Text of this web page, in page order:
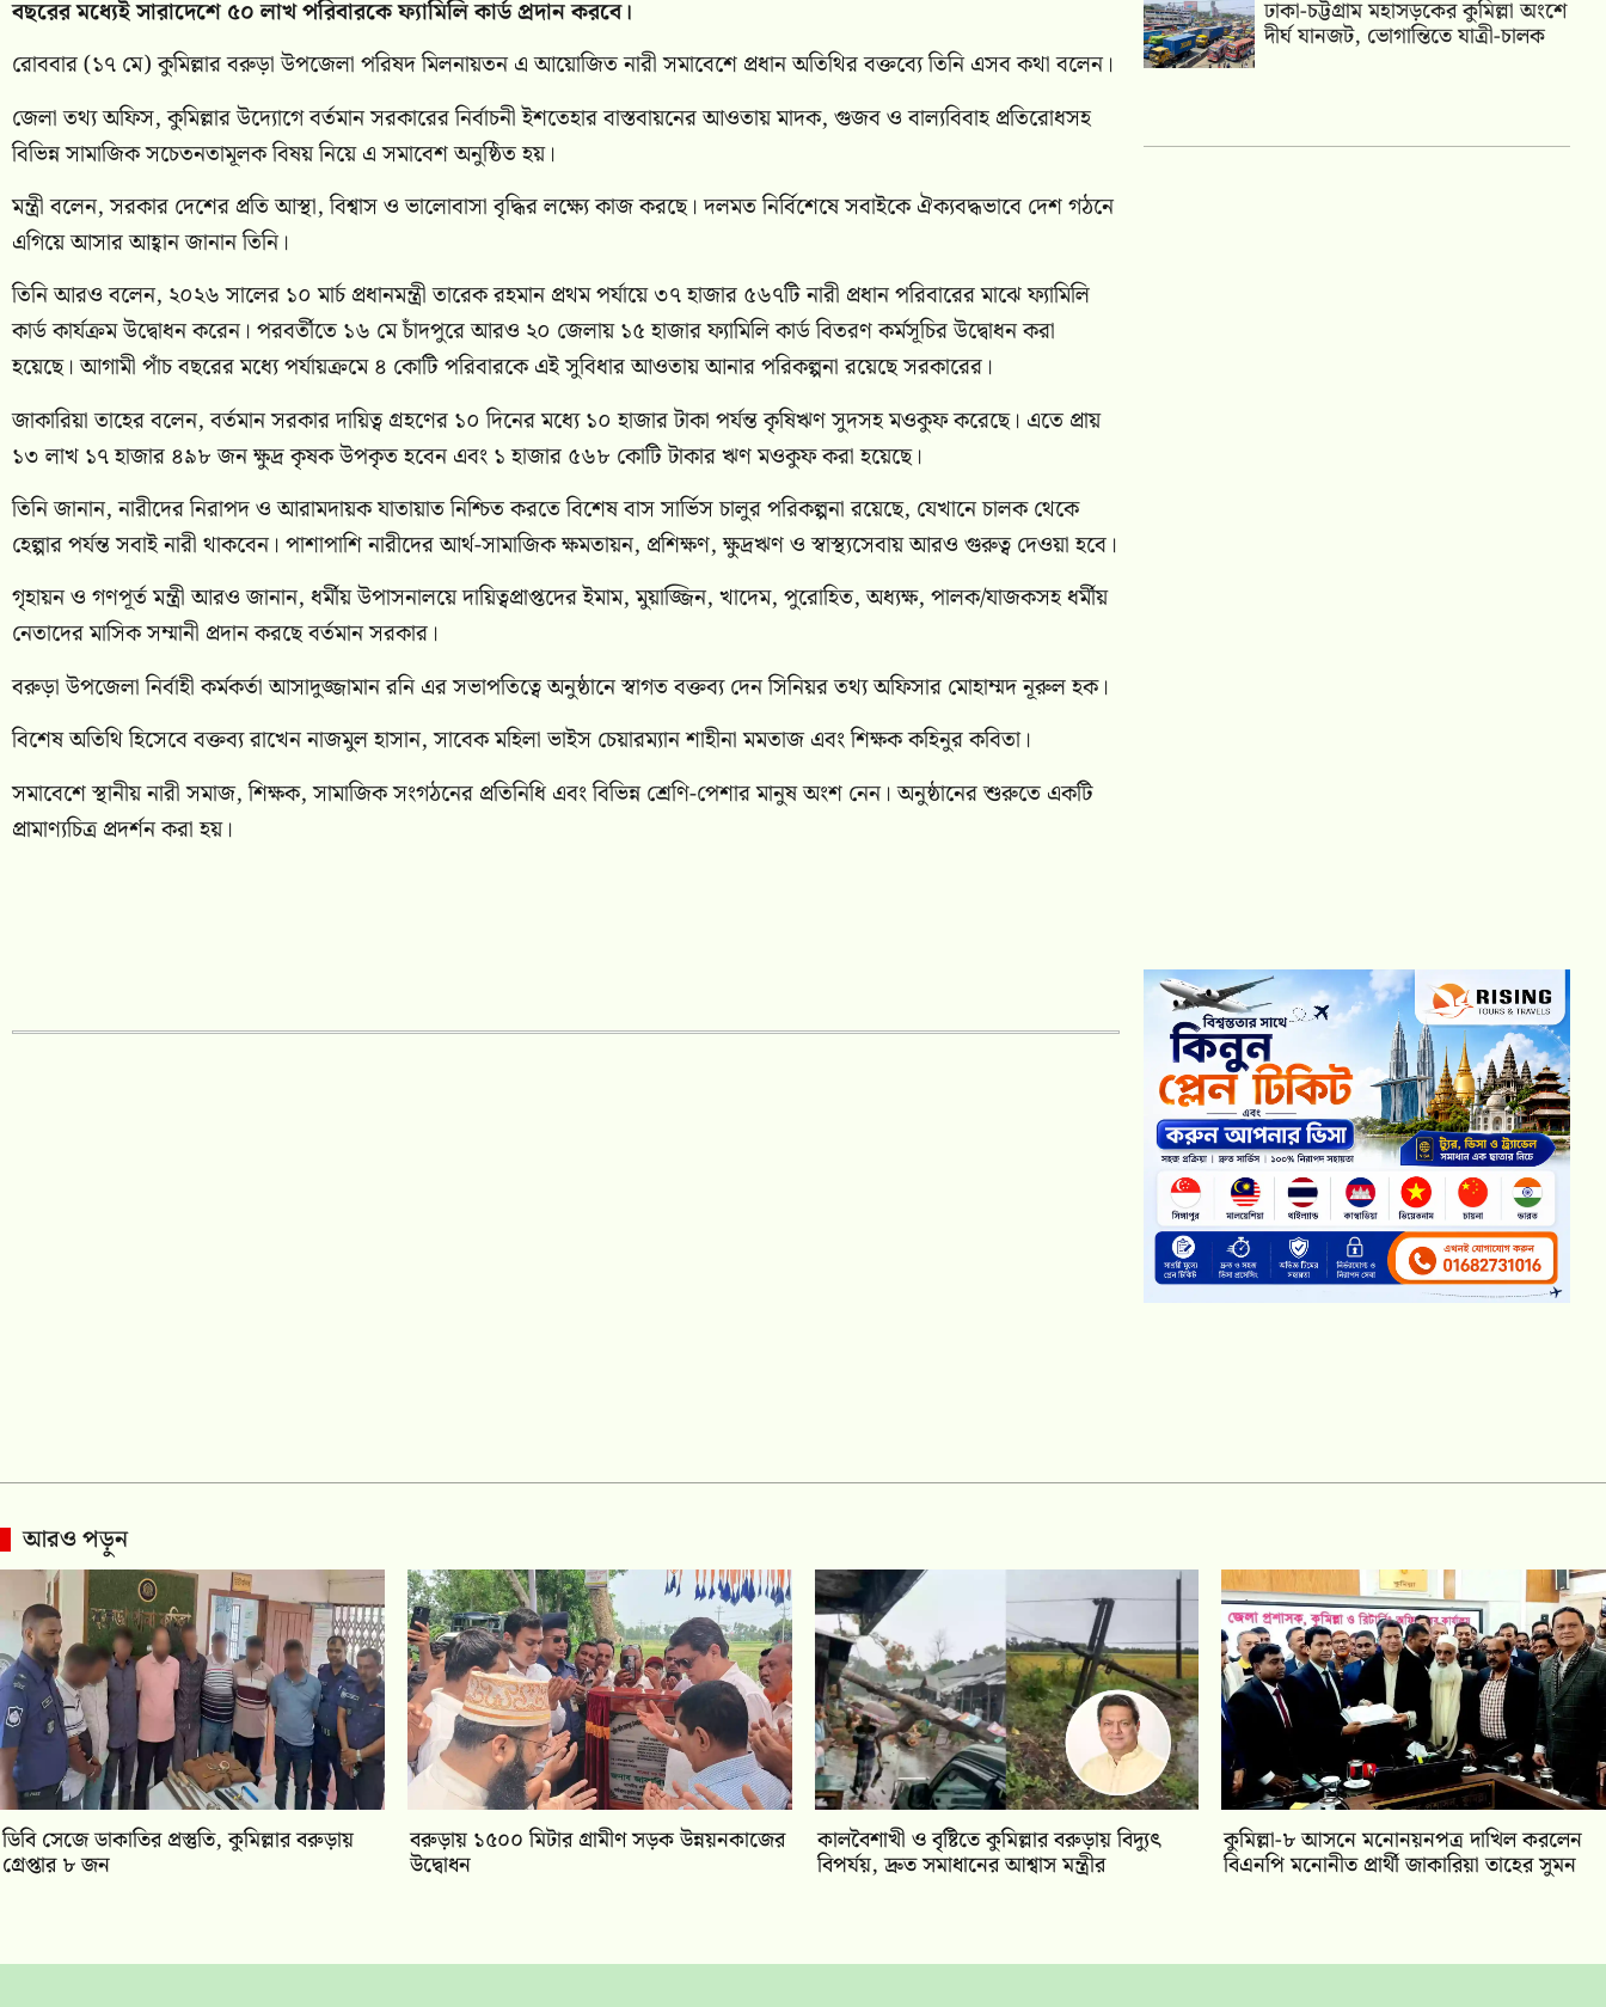
বছরের মধ্যেই সারাদেশে ৫০ লাখ পরিবারকে ফ্যামিলি কার্ড প্রদান করবে।
রোববার (১৭ মে) কুমিল্লারবরুড়া উপজেলা পরিষদ মিলনায়তনএ আয়োজিত নারী সমাবেশে প্রধান অতিথির বক্তব্যে তিনি এসব কথা বলেন।
জেলা তথ্য অফিস, কুমিল্লার উদ্যোগে বর্তমান সরকারের নির্বাচনী ইশতেহার বাস্তবায়নের আওতায় মাদক, গুজব ও বাল্যবিবাহ প্রতিরোধসহ
বিভিন্ন সামাজিক সচেতনতামূলক বিষয় নিয়ে এ সমাবেশ অনুষ্ঠিত হয়।
মন্ত্রী বলেন, সরকার দেশের প্রতি আস্থা, বিশ্বাস ও ভালোবাসা বৃদ্ধির লক্ষ্যে কাজ করছে। দলমত নির্বিশেষে সবাইকে ঐক্যবদ্ধভাবে দেশ গঠনে
এগিয়ে আসার আহ্বান জানান তিনি।
তিনি আরও বলেন, ২০২৬ সালের ১০ মার্চ প্রধানমন্ত্রীতারেক রহমানপ্রথম পর্যায়ে ৩৭ হাজার ৫৬৭টি নারী প্রধান পরিবারের মাঝে ফ্যামিলি
কার্ড কার্যক্রম উদ্বোধন করেন। পরবর্তীতে ১৬ মে চাঁদপুরে আরও ২০ জেলায় ১৫ হাজার ফ্যামিলি কার্ড বিতরণ কর্মসূচির উদ্বোধন করা
হয়েছে। আগামী পাঁচ বছরের মধ্যে পর্যায়ক্রমে ৪ কোটি পরিবারকে এই সুবিধার আওতায় আনার পরিকল্পনা রয়েছে সরকারের।
জাকারিয়া তাহের বলেন, বর্তমান সরকার দায়িত্ব গ্রহণের ১০ দিনের মধ্যে ১০ হাজার টাকা পর্যন্ত কৃষিঋণ সুদসহ মওকুফ করেছে। এতে প্রায়
১৩ লাখ ১৭ হাজার ৪৯৮ জন ক্ষুদ্র কৃষক উপকৃত হবেন এবং ১ হাজার ৫৬৮ কোটি টাকার ঋণ মওকুফ করা হয়েছে।
তিনি জানান, নারীদের নিরাপদ ও আরামদায়ক যাতায়াত নিশ্চিত করতে বিশেষ বাস সার্ভিস চালুর পরিকল্পনা রয়েছে, যেখানে চালক থেকে
হেল্পার পর্যন্ত সবাই নারী থাকবেন। পাশাপাশি নারীদের আর্থ-সামাজিক ক্ষমতায়ন, প্রশিক্ষণ, ক্ষুদ্রঋণ ও স্বাস্থ্যসেবায় আরও গুরুত্ব দেওয়া হবে।
গৃহায়ন ও গণপূর্ত মন্ত্রী আরও জানান, ধর্মীয় উপাসনালয়ে দায়িত্বপ্রাপ্তদের ইমাম, মুয়াজ্জিন, খাদেম, পুরোহিত, অধ্যক্ষ, পালক/যাজকসহ ধর্মীয়
নেতাদের মাসিক সম্মানী প্রদান করছে বর্তমান সরকার।
বরুড়া উপজেলা নির্বাহী কর্মকর্তাআসাদুজ্জামান রনিএর সভাপতিত্বে অনুষ্ঠানে স্বাগত বক্তব্য দেন সিনিয়র তথ্য অফিসারমোহাম্মদ নূরুল হক।
বিশেষ অতিথি হিসেবে বক্তব্য রাখেননাজমুল হাসান, সাবেক মহিলা ভাইস চেয়ারম্যানশাহীনা মমতাজএবং শিক্ষককহিনুর কবিতা।
সমাবেশে স্থানীয় নারী সমাজ, শিক্ষক, সামাজিক সংগঠনের প্রতিনিধি এবং বিভিন্ন শ্রেণি-পেশার মানুষ অংশ নেন। অনুষ্ঠানের শুরুতে একটি
প্রামাণ্যচিত্র প্রদর্শন করা হয়।
ঢাকা-চট্টগ্রাম মহাসড়কের কুমিল্লা অংশে
দীর্ঘ যানজট, ভোগান্তিতে যাত্রী-চালক
আরও পড়ুন
ডিবি সেজে ডাকাতির প্রস্তুতি, কুমিল্লার বরুড়ায়
গ্রেপ্তার ৮ জন
বরুড়ায় ১৫০০ মিটার গ্রামীণ সড়ক উন্নয়নকাজের
উদ্বোধন
কালবৈশাখী ও বৃষ্টিতে কুমিল্লার বরুড়ায় বিদ্যুৎ
বিপর্যয়, দ্রুত সমাধানের আশ্বাস মন্ত্রীর
কুমিল্লা-৮ আসনে মনোনয়নপত্র দাখিল করলেন
বিএনপি মনোনীত প্রার্থী জাকারিয়া তাহের সুমন